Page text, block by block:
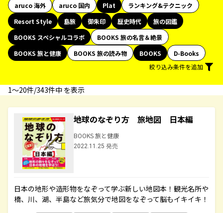
aruco 海外
aruco 国内 Plat
ランキング&テクニック
Resort Style
島旅 御朱印 歴史時代
旅の図鑑
BOOKS スペシャルコラボ
BOOKS 旅の名言＆絶景
BOOKS 旅と健康
BOOKS 旅の読み物 BOOKS
D-Books
絞り込み条件を追加
1〜20件/343件中 を表示
地球のなぞり方 旅地図 日本編
BOOKS 旅と健康
2022.11.25 発売
日本の地形や造形物をなぞって学ぶ新しい地図本！観光名所や
橋、川、湖、半島など旅気分で地図をなぞって脳もイキイキ！